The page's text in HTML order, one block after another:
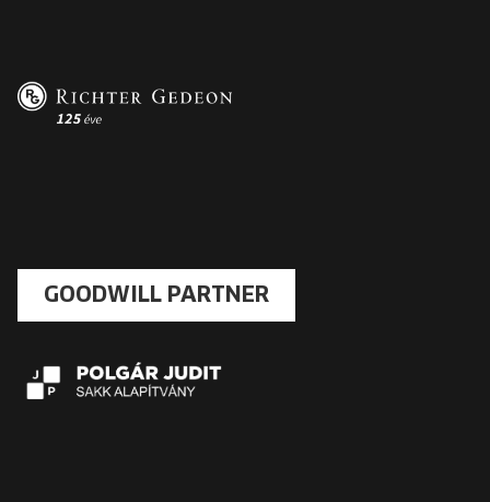
GOODWILL PARTNER